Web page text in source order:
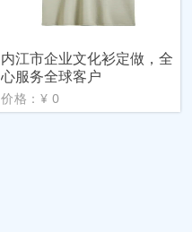
内江市企业文化衫定做，全
心服务全球客户
价格：¥ 0